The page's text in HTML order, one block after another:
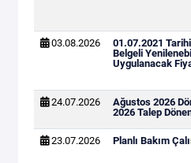
03.08.2026
01.07.2021
Belgeli
Uygulanacak
24.07.2026
Ağustos 2026
2026 Talep
23.07.2026 Planlı Bakım